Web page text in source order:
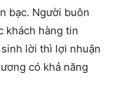
bạc. Người buôn
khách hàng tin
lời thì lợi nhuận
có khả năng